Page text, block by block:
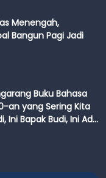
Menengah,
Bangun Pagi Jadi
Buku Bahasa
an yang Sering Kita
Ini Bapak Budi, Ini Adik